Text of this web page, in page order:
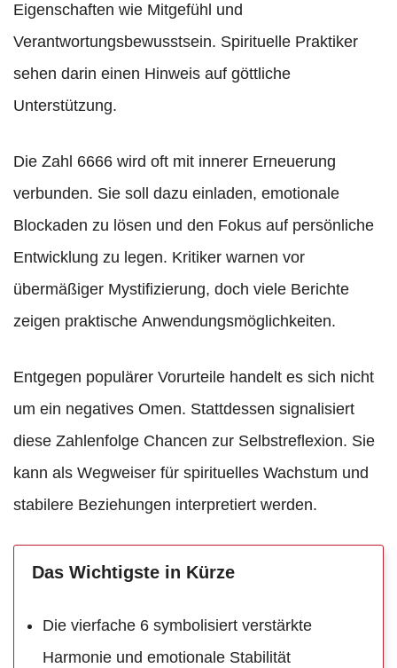
Eigenschaften wie Mitgefühl und
Verantwortungsbewusstsein. Spirituelle Praktiker
sehen darin einen Hinweis auf göttliche
Unterstützung.
Die Zahl 6666 wird oft mit innerer Erneuerung
verbunden. Sie soll dazu einladen, emotionale
Blockaden zu lösen und den Fokus auf persönliche
Entwicklung zu legen. Kritiker warnen vor
übermäßiger Mystifizierung, doch viele Berichte
zeigen praktische Anwendungsmöglichkeiten.
Entgegen populärer Vorurteile handelt es sich nicht
um ein negatives Omen. Stattdessen signalisiert
diese Zahlenfolge Chancen zur Selbstreflexion. Sie
kann als Wegweiser für spirituelles Wachstum und
stabilere Beziehungen interpretiert werden.
Das Wichtigste in Kürze
Die vierfache 6 symbolisiert verstärkte
Harmonie und emotionale Stabilität